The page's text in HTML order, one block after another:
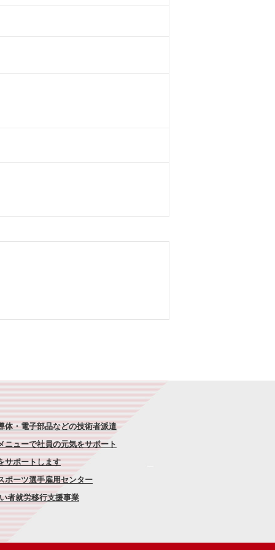
体・電子部品などの技術者派遣
ニューで社員の元気をサポート
サポートします
ポーツ選手雇用センター
者就労移行支援事業